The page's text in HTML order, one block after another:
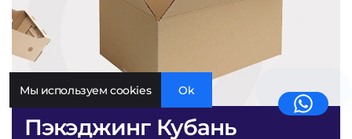
Пэкэджинг Кубань
Мы используем cookies Ok